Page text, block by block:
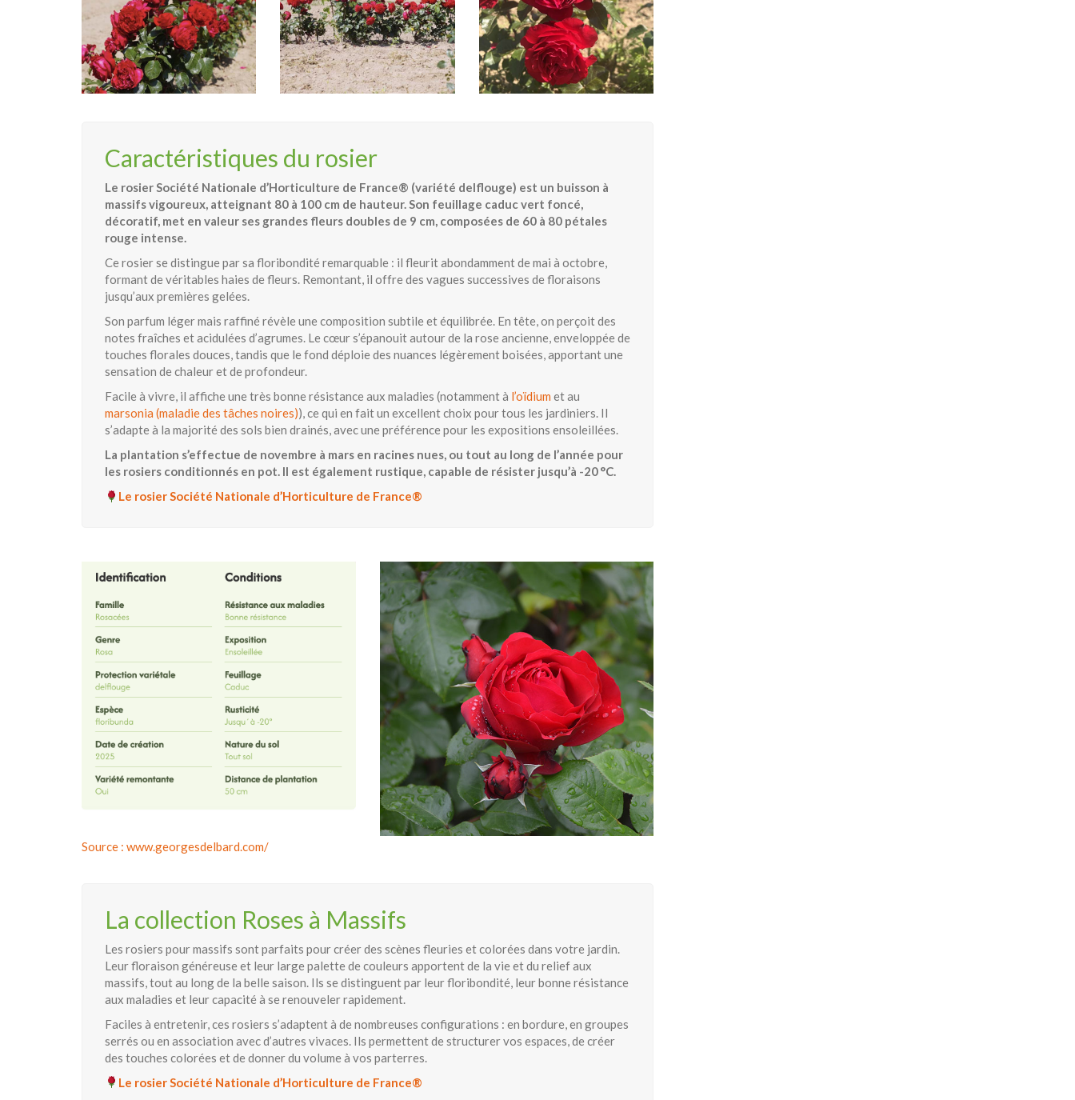
Caractéristiques du rosier
Le rosier Société Nationale d’Horticulture de France® (variété delflouge) est un buisson à
massifs vigoureux, atteignant 80 à 100 cm de hauteur. Son feuillage caduc vert foncé,
décoratif, met en valeur ses grandes fleurs doubles de 9 cm, composées de 60 à 80 pétales
rouge intense.
Ce rosier se distingue par sa floribondité remarquable : il fleurit abondamment de mai à octobre,
formant de véritables haies de fleurs. Remontant, il offre des vagues successives de floraisons
jusqu’aux premières gelées.
Son parfum léger mais raffiné révèle une composition subtile et équilibrée. En tête, on perçoit des
notes fraîches et acidulées d’agrumes. Le cœur s’épanouit autour de la rose ancienne, enveloppée de
touches florales douces, tandis que le fond déploie des nuances légèrement boisées, apportant une
sensation de chaleur et de profondeur.
Facile à vivre, il affiche une très bonne résistance aux maladies (notamment à l’oïdium et au
marsonia (maladie des tâches noires)), ce qui en fait un excellent choix pour tous les jardiniers. Il
s’adapte à la majorité des sols bien drainés, avec une préférence pour les expositions ensoleillées.
La plantation s’effectue de novembre à mars en racines nues, ou tout au long de l’année pour
les rosiers conditionnés en pot. Il est également rustique, capable de résister jusqu’à -20 °C.
Le rosier Société Nationale d’Horticulture de France®
Source : www.georgesdelbard.com/
La collection Roses à Massifs
Les rosiers pour massifs sont parfaits pour créer des scènes fleuries et colorées dans votre jardin.
Leur floraison généreuse et leur large palette de couleurs apportent de la vie et du relief aux
massifs, tout au long de la belle saison. Ils se distinguent par leur floribondité, leur bonne résistance
aux maladies et leur capacité à se renouveler rapidement.
Faciles à entretenir, ces rosiers s’adaptent à de nombreuses configurations : en bordure, en groupes
serrés ou en association avec d’autres vivaces. Ils permettent de structurer vos espaces, de créer
des touches colorées et de donner du volume à vos parterres.
Le rosier Société Nationale d’Horticulture de France®